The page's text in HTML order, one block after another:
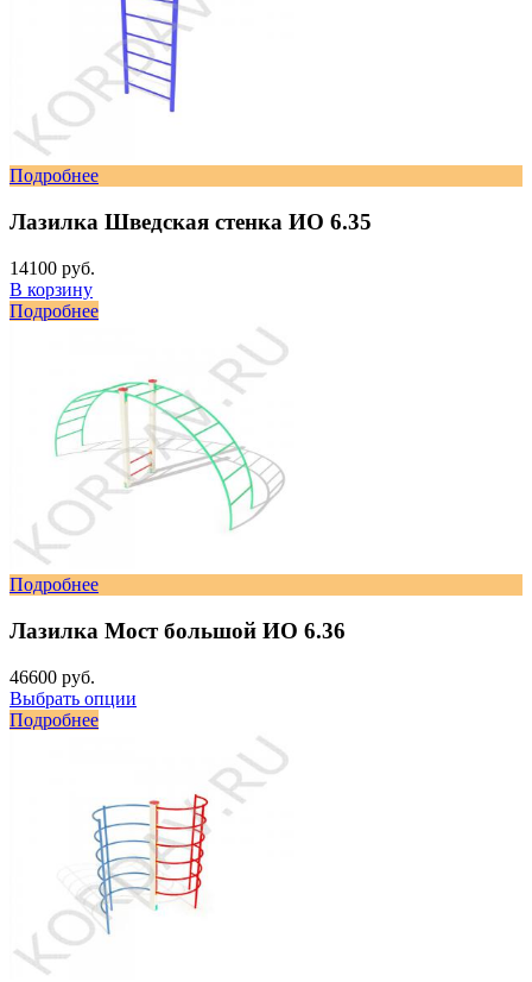
Подробнее
Лазилка Шведская стенка ИО 6.35
14100 руб.
В корзину
Подробнее
Подробнее
Лазилка Мост большой ИО 6.36
46600 руб.
Выбрать опции
Подробнее